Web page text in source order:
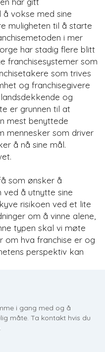
å vokse med sine
muligheten til å starte
i mer
har stadig flere blitt
franchisesystemer som
som trives
og franchisegivere
og
er grunnen til at
mest benyttede
mennesker som driver
å nå sine mål.
som ønsker å
ved å utnytte sine
risikoen ved et lite
om å vinne alene,
typen skal vi møte
om hva franchise er og
perspektiv kan
i gang med og å
måte. Ta kontakt hvis du